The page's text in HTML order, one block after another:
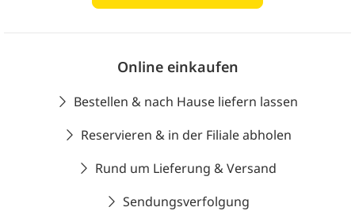
Online einkaufen
Bestellen & nach Hause liefern lassen
Reservieren & in der Filiale abholen
Rund um Lieferung & Versand
Sendungsverfolgung